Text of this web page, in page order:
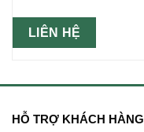
LIÊN HỆ
HỖ TRỢ KHÁCH HÀNG